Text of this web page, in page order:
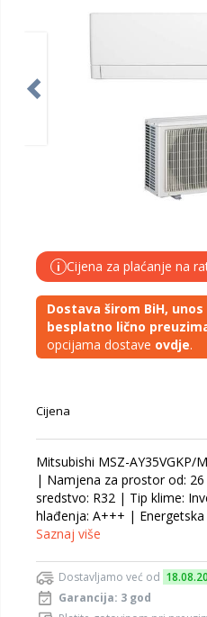
i Cijena za plaćanje na
Dostava širom BiH,
besplatno lično
opcijama dostave ovdje.
Cijena
Mitsubishi MSZ-AY35VGKP/
| Namjena za prostor od:
sredstvo: R32 | Tip klime:
hlađenja: A+++ |
Saznaj više
Dostavljamo već od
Garancija: 3 god